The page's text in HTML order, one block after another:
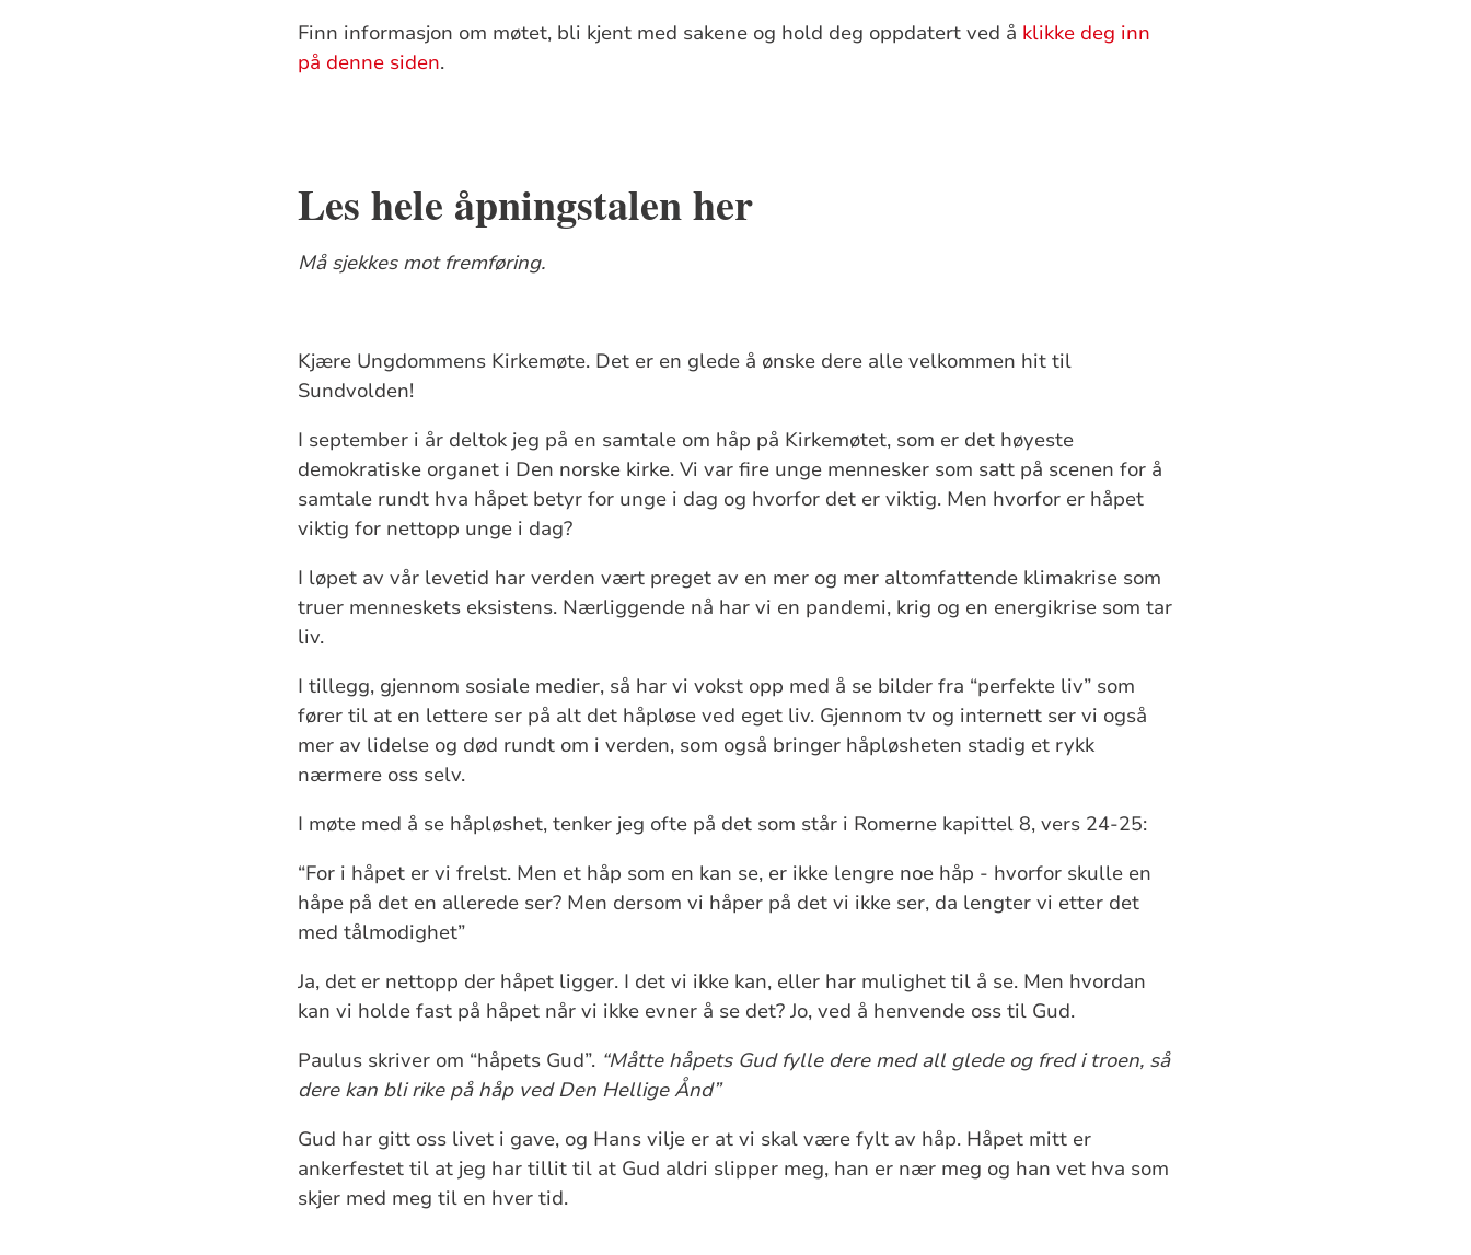
Finn informasjon om møtet, bli kjent med sakene og hold deg oppdatert ved å klikke deg inn
på denne siden.
Les hele åpningstalen her
Må sjekkes mot fremføring.
Kjære Ungdommens Kirkemøte. Det er en glede å ønske dere alle velkommen hit til
Sundvolden!
I september i år deltok jeg på en samtale om håp på Kirkemøtet, som er det høyeste
demokratiske organet i Den norske kirke. Vi var fire unge mennesker som satt på scenen for å
samtale rundt hva håpet betyr for unge i dag og hvorfor det er viktig. Men hvorfor er håpet
viktig for nettopp unge i dag?
I løpet av vår levetid har verden vært preget av en mer og mer altomfattende klimakrise som
truer menneskets eksistens. Nærliggende nå har vi en pandemi, krig og en energikrise som tar
liv.
I tillegg, gjennom sosiale medier, så har vi vokst opp med å se bilder fra “perfekte liv” som
fører til at en lettere ser på alt det håpløse ved eget liv. Gjennom tv og internett ser vi også
mer av lidelse og død rundt om i verden, som også bringer håpløsheten stadig et rykk
nærmere oss selv.
I møte med å se håpløshet, tenker jeg ofte på det som står i Romerne kapittel 8, vers 24-25:
“For i håpet er vi frelst. Men et håp som en kan se, er ikke lengre noe håp - hvorfor skulle en
håpe på det en allerede ser? Men dersom vi håper på det vi ikke ser, da lengter vi etter det
med tålmodighet”
Ja, det er nettopp der håpet ligger. I det vi ikke kan, eller har mulighet til å se. Men hvordan
kan vi holde fast på håpet når vi ikke evner å se det? Jo, ved å henvende oss til Gud.
Paulus skriver om “håpets Gud”. “Måtte håpets Gud fylle dere med all glede og fred i troen, så
dere kan bli rike på håp ved Den Hellige Ånd”
Gud har gitt oss livet i gave, og Hans vilje er at vi skal være fylt av håp. Håpet mitt er
ankerfestet til at jeg har tillit til at Gud aldri slipper meg, han er nær meg og han vet hva som
skjer med meg til en hver tid.